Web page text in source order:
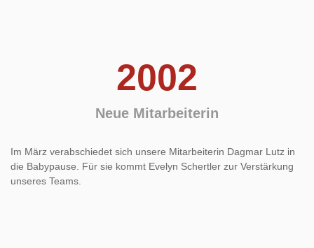
2002
Neue Mitarbeiterin
Im März verabschiedet sich unsere Mitarbeiterin Dagmar Lutz in
die Babypause. Für sie kommt Evelyn Schertler zur Verstärkung
unseres Teams.